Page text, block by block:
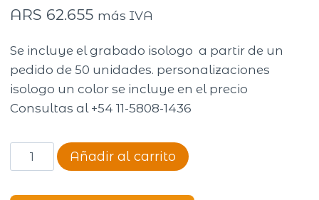
ARS 62.655 más IVA
Se incluye el grabado isologo a partir de un
pedido de 50 unidades. personalizaciones
isologo un color se incluye en el precio
Consultas al +54 11-5808-1436
MOCHILA
BUSINESS
Añadir al carrito